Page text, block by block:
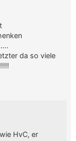
da so viele
HvC, er